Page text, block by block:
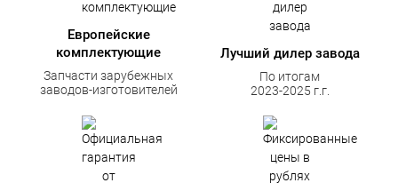
Европейские
комплектующие
Запчасти зарубежных
заводов-изготовителей
Лучший дилер завода
По итогам
2023-2025 г.г.